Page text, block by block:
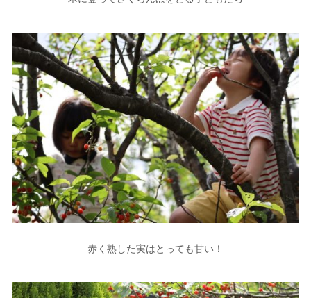
赤く熟した実はとっても甘い！